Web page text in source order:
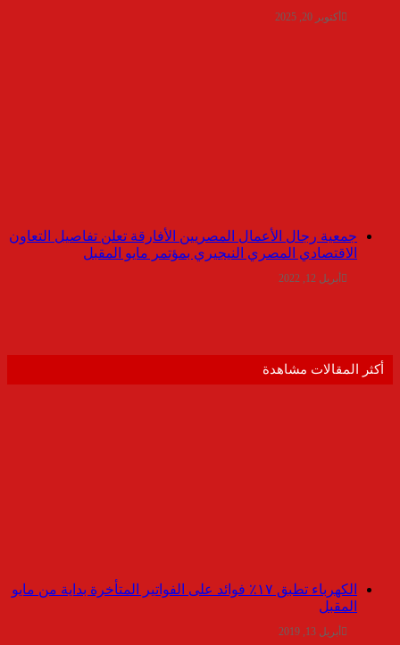
أكتوبر 20, 2025
جمعية رجال الأعمال المصريين الأفارقة تعلن تفاصيل التعاون
الاقتصادي المصري النيجيري بمؤتمر مايو المقبل
أبريل 12, 2022
أكثر المقالات مشاهدة
الكهرباء تطبق ١٧٪ فوائد على الفواتير المتأخرة بداية من مايو
المقبل
أبريل 13, 2019